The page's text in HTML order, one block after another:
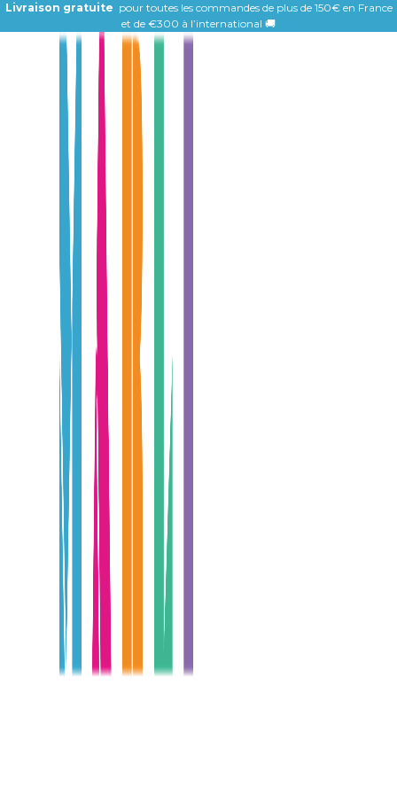
Livraison gratuite pour toutes les commandes de plus de 150€ en France
et de €300 à l’international 🚚